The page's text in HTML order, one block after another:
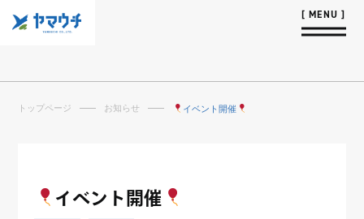
トップページ お知らせ イベント開催
イベント開催